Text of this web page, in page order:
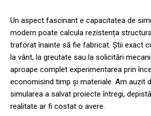
Un aspect fascinant e capacitatea de
modern poate calcula rezistența
traforat înainte să fie fabricat. Știi exact
la vânt, la greutate sau la solicitări
aproape complet experimentarea prin
economisind timp și materiale. Am auzit
simularea a salvat proiecte întregi,
realitate ar fi costat o avere.